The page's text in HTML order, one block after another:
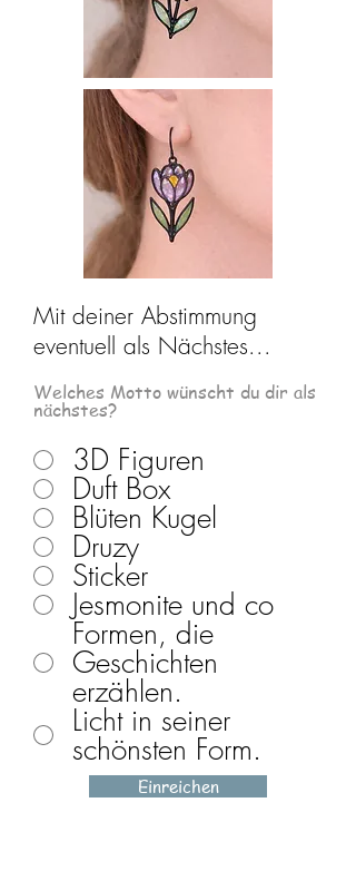
Mit deiner Abstimmung
eventuell als Nächstes...
Welches Motto wünscht du dir als
nächstes?
3D Figuren
Duft Box
Blüten Kugel
Druzy
Sticker
Jesmonite und co
Formen, die
Geschichten
erzählen.
Licht in seiner
schönsten Form.
Einreichen